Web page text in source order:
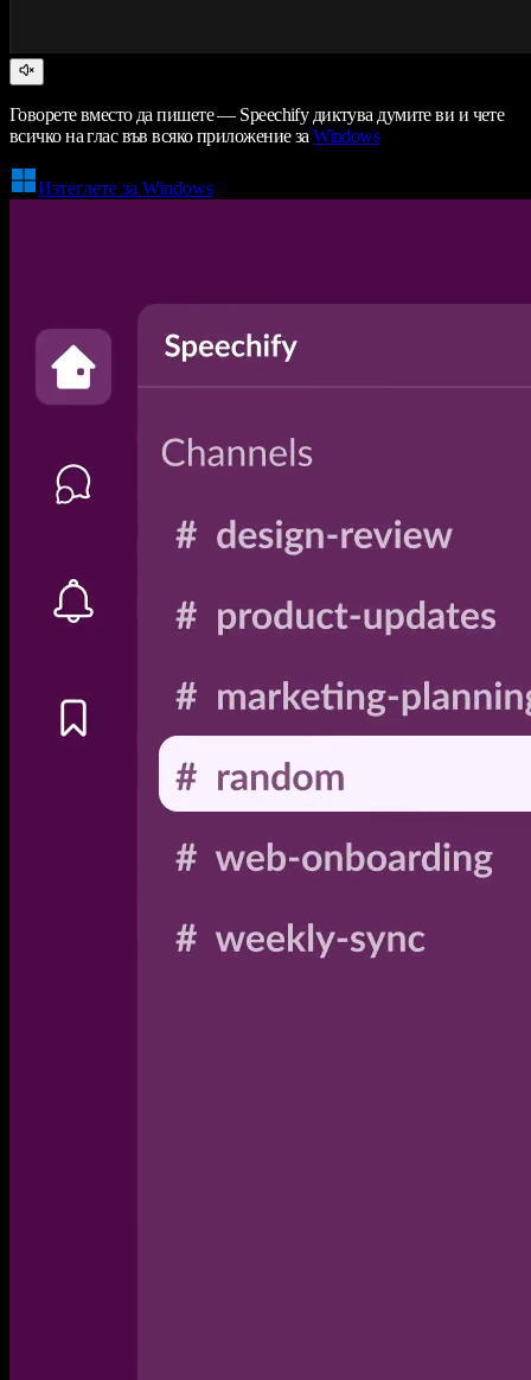
Говорете вместо да пишете — Speechify диктува думите ви и чете
всичко на глас във всяко приложение заWindows
Изтеглете за Windows